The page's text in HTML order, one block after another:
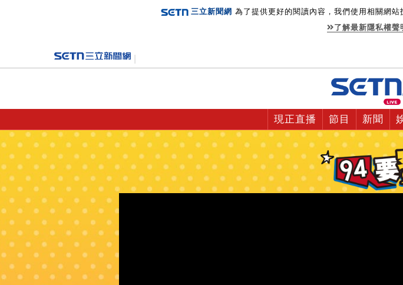
三立新聞網 為了提供更好的閱讀內容，我們使用相關網
了解最新隱私權聲
現正直播 節目 新聞